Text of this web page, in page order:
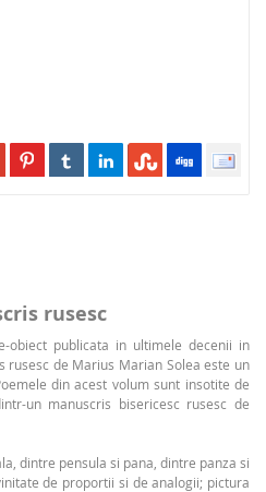
rusesc
obiect publicata in ultimele decenii in
rusesc de Marius Marian Solea este un
din acest volum sunt insotite de
un manuscris bisericesc rusesc de
dintre pensula si pana, dintre panza si
de proportii si de analogii; pictura